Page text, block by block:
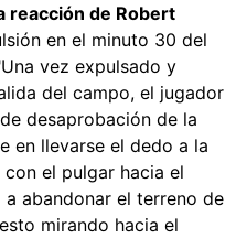
reacción de Robert
en el minuto 30 del
vez expulsado y
del campo, el jugador
desaprobación de la
en llevarse el dedo a la
el pulgar hacia el
abandonar el terreno de
mirando hacia el